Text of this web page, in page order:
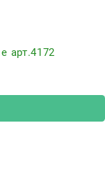
арт.4172